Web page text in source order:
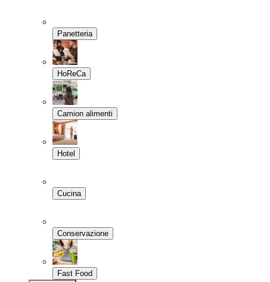
Panetteria
HoReCa
Camion alimenti
Hotel
Cucina
Conservazione
Fast Food